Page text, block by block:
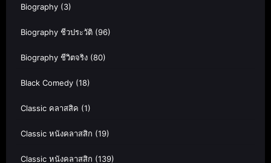
Biography (3)
Biography ชีวประวัติ (96)
Biography ชีวิตจริง (80)
Black Comedy (18)
Classic คลาสสิค (1)
Classic หนังคลาสสิก (19)
Classic หนังคลาสสิก (139)